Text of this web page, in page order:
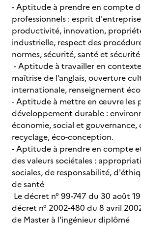
- Aptitude à prendre en compte
professionnels : esprit
productivité, innovation,
industrielle, respect des
normes, sécurité, santé et
- Aptitude à travailler en
maîtrise de l’anglais, ouverture
internationale, renseignement
- Aptitude à mettre en œuvre les
développement durable :
économie, social et
recyclage, éco-conception.
- Aptitude à prendre en compte
des valeurs sociétales :
sociales, de responsabilité,
de santé
Le décret n° 99-747 du 30 août
décret n° 2002-480 du 8 avril
de Master à l'ingénieur diplômé